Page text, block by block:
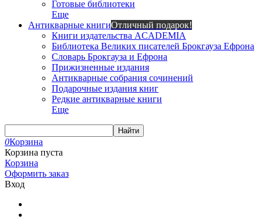
Готовые библиотеки
Еще
Антикварные книгиОтличный подарок!
Книги издательства ACADEMIA
Библиотека Великих писателей Брокгауза Ефрона
Словарь Брокгауза и Ефрона
Прижизненные издания
Антикварные собрания сочинений
Подарочные издания книг
Редкие антикварные книги
Еще
Найти
0Корзина
Корзина пуста
Корзина
Оформить заказ
Вход